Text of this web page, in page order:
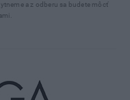
a z odberu sa budete môcť